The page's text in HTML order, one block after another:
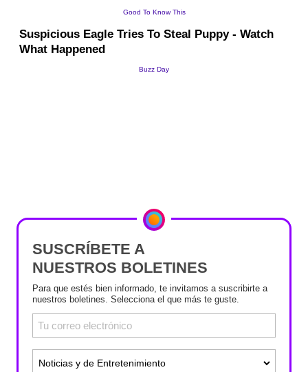
SUSCRÍBETE A
NUESTROS BOLETINES
Para que estés bien informado, te invitamos a suscribirte a
nuestros boletines. Selecciona el que más te guste.